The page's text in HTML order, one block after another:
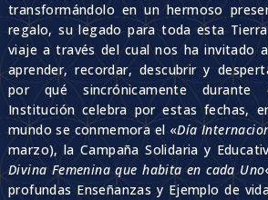
transformándolo en un hermoso
regalo, su legado para toda esta
viaje a través del cual nos ha invitado
aprender, recordar, descubrir y
por qué sincrónicamente
Institución celebra por estas fechas,
mundo se conmemora el «Día
marzo), la Campaña Solidaria y
Divina Femenina que habita en cada Uno
profundas Enseñanzas y Ejemplo de